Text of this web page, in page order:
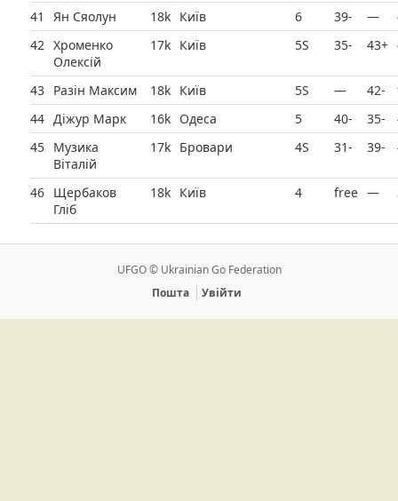
41 Ян Сяолун 18k Київ 6 39- —
42 Хроменко
Олексій
17k Київ 5Ѕ 35- 43+
43 Разін Максим 18k Київ 5Ѕ — 42-
44 Діжур Марк 16k Одеса 5 40- 35-
45 Музика
Віталій
17k Бровари 4Ѕ 31- 39-
46 Щербаков
Гліб
18k Київ 4 free —
UFGO © Ukrainian Go Federation
Пошта
Увійти